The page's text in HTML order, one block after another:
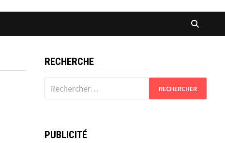
RECHERCHE
Rechercher :
PUBLICITÉ